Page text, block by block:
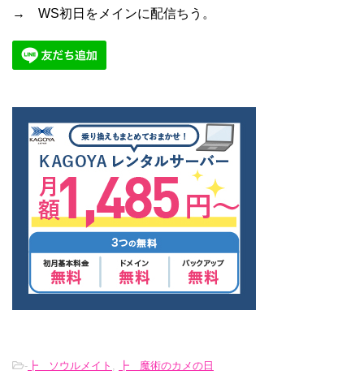
→ WS初日をメインに配信ちう。
- ┣ ソウルメイト
┣ 魔術のカメの日